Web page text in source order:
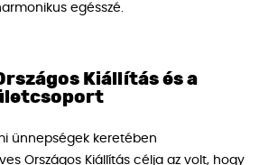
egésszé.
Kiállítás és a
ünnepségek keretében
Országos Kiállítás célja az volt, hogy